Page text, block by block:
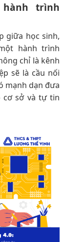
trình
giữa học sinh,
hành trình
chỉ là kênh
sẽ là cầu nối
mạnh dạn đưa
cơ sở và tự tin